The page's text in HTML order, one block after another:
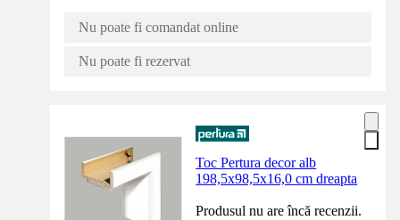
Nu poate fi comandat online
Nu poate fi rezervat
Toc Pertura decor alb
198,5x98,5x16,0 cm dreapta
Produsul nu are încă recenzii.